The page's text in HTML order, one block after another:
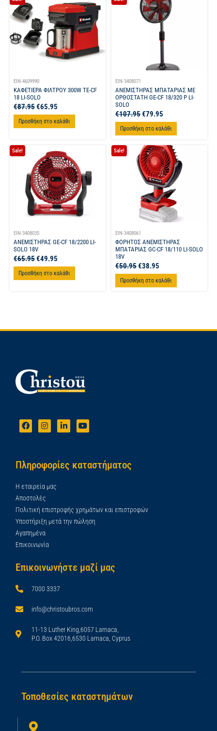
EIN-4609990
ΚΑΦΕΤΙΕΡΑ ΦΙΛΤΡΟΥ 300W TE-CF
18 LI-SOLO
€87.95€65.95
Προσθήκη στο καλάθι
EIN-3408071
ΑΝΕΜΙΣΤΗΡΑΣ ΜΠΑΤΑΡΙΑΣ ΜΕ
ΟΡΘΟΣΤΑΤΗ GE-CF 18/320 P LI-
SOLO
€107.95€79.95
Προσθήκη στο καλάθι
Sale!
EIN-3408035
ΑΝΕΜΙΣΤΗΡΑΣ GE-CF 18/2200 LI-
SOLO 18V
€65.95€49.95
Προσθήκη στο καλάθι
Sale!
EIN-3408061
ΦΟΡΗΤΟΣ ΑΝΕΜΙΣΤΗΡΑΣ
ΜΠΑΤΑΡΙΑΣ GC-CF 18/110 LI-SOLO
18V
€50.95€38.95
Προσθήκη στο καλάθι
Πληροφορίες καταστήματος
Η εταιρεία μας
Αποστολές
Πολιτική επιστροφής χρημάτων και επιστροφών
Υποστήριξη μετά την πώληση
Αγαπημένα
Επικοινωνία
Επικοινωνήστε μαζί μας
7000 3337
info@christoubros.com
11-13 Luther King,6057 Larnaca,
P.O. Box 42016,6530 Larnaca, Cyprus
Τοποθεσίες καταστημάτων